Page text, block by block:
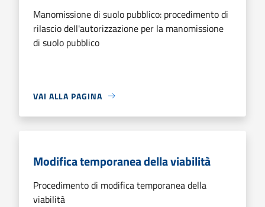
Manomissione di suolo pubblico: procedimento di
rilascio dell'autorizzazione per la manomissione
di suolo pubblico
VAI ALLA PAGINA
Modifica temporanea della viabilità
Procedimento di modifica temporanea della
viabilità